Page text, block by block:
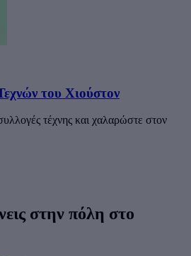
του Χιούστον
τέχνης και χαλαρώστε στον
στην πόλη στο